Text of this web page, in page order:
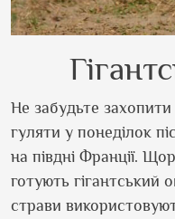
Не забудьте
гуляти у понеділок
на півдні Франції.
готують гігантський
страви